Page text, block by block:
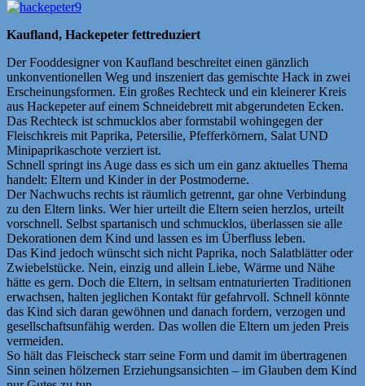
Kaufland, Hackepeter fettreduziert
Der Fooddesigner von Kaufland beschreitet einen gänzlich
unkonventionellen Weg und inszeniert das gemischte Hack in zwei
Erscheinungsformen. Ein großes Rechteck und ein kleinerer Kreis
aus Hackepeter auf einem Schneidebrett mit abgerundeten Ecken.
Das Rechteck ist schmucklos aber formstabil wohingegen der
Fleischkreis mit Paprika, Petersilie, Pfefferkörnern, Salat UND
Minipaprikaschote verziert ist.
Schnell springt ins Auge dass es sich um ein ganz aktuelles Thema
handelt: Eltern und Kinder in der Postmoderne.
Der Nachwuchs rechts ist räumlich getrennt, gar ohne Verbindung
zu den Eltern links. Wer hier urteilt die Eltern seien herzlos, urteilt
vorschnell. Selbst spartanisch und schmucklos, überlassen sie alle
Dekorationen dem Kind und lassen es im Überfluss leben.
Das Kind jedoch wünscht sich nicht Paprika, noch Salatblätter oder
Zwiebelstücke. Nein, einzig und allein Liebe, Wärme und Nähe
hätte es gern. Doch die Eltern, in seltsam entnaturierten Traditionen
erwachsen, halten jeglichen Kontakt für gefahrvoll. Schnell könnte
das Kind sich daran gewöhnen und danach fordern, verzogen und
gesellschaftsunfähig werden. Das wollen die Eltern um jeden Preis
vermeiden.
So hält das Fleischeck starr seine Form und damit im übertragenen
Sinn seinen hölzernen Erziehungsansichten – im Glauben dem Kind